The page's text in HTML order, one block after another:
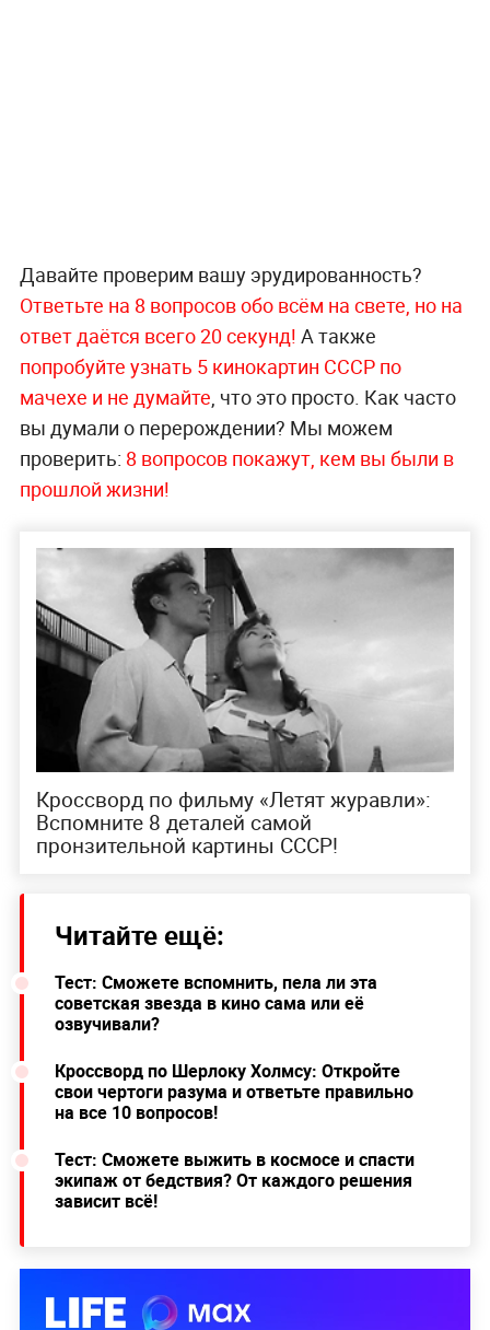
Давайте проверим вашу эрудированность?
Ответьте на 8 вопросов обо всём на свете, но на
ответ даётся всего 20 секунд! А также
попробуйте узнать 5 кинокартин СССР по
мачехе и не думайте , что это просто. Как часто
вы думали о перерождении? Мы можем
проверить: 8 вопросов покажут, кем вы были в
прошлой жизни!
Кроссворд по фильму «Летят журавли»:
Вспомните 8 деталей самой
пронзительной картины СССР!
Читайте ещё:
Тест: Сможете вспомнить, пела ли эта
советская звезда в кино сама или её
озвучивали?
Кроссворд по Шерлоку Холмсу: Откройте
свои чертоги разума и ответьте правильно
на все 10 вопросов!
Тест: Сможете выжить в космосе и спасти
экипаж от бедствия? От каждого решения
зависит всё!